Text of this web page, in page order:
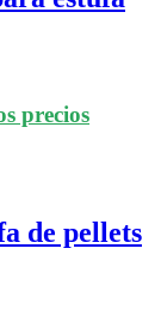
precios
de pellets